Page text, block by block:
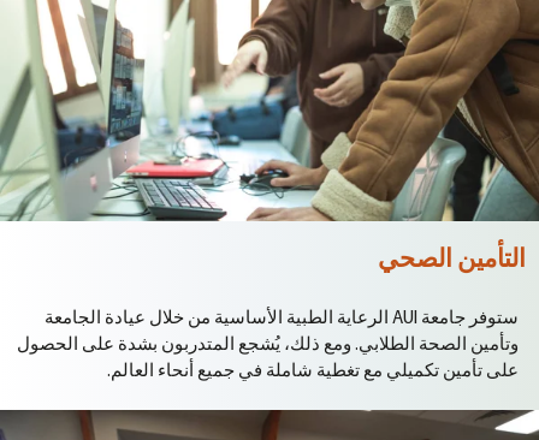
التأمين الصحي
ستوفر جامعة الرعاية الطبية الأساسية من خلال عيادة الجامعة
وتأمين الصحة الطلابي. ومع ذلك، يُشجع المتدربون بشدة على الحصول
على تأمين تكميلي مع تغطية شاملة في جميع أنحاء العالم.